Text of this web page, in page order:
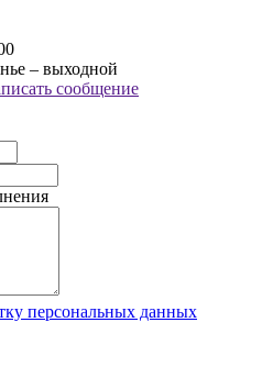
– выходной
сообщение
персональных данных